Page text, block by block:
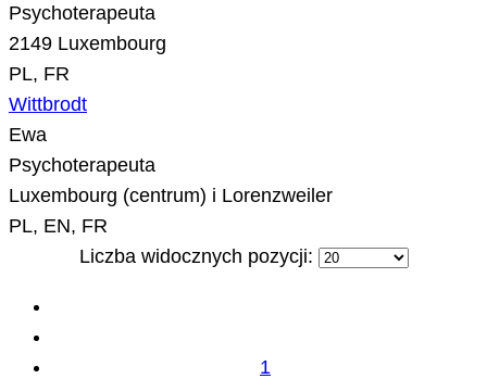
Psychoterapeuta
2149 Luxembourg
PL, FR
Wittbrodt
Ewa
Psychoterapeuta
Luxembourg (centrum) i Lorenzweiler
PL, EN, FR
Liczba widocznych pozycji:
1